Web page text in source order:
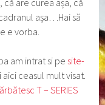
are curea așa, că
așa…Hai să
e vorba.
am intrat si pe site-
aici ceasul mult visat.
T – SERIES